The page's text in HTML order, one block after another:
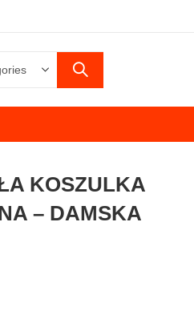
KOSZULKA
– DAMSKA